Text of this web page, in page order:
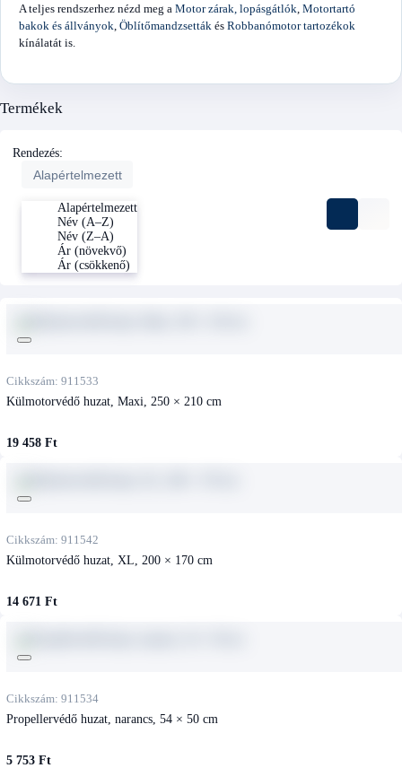
A teljes rendszerhez nézd meg a Motor zárak, lopásgátlók, Motortartó
bakok és állványok, Öblítőmandzsetták és Robbanómotor tartozékok
kínálatát is.
Termékek
Rendezés:
Alapértelmezett
Alapértelmezett
Név (A–Z)
Név (Z–A)
Ár (növekvő)
Ár (csökkenő)
Cikkszám: 911533
Külmotorvédő huzat, Maxi, 250 × 210 cm
19 458 Ft
Cikkszám: 911542
Külmotorvédő huzat, XL, 200 × 170 cm
14 671 Ft
Cikkszám: 911534
Propellervédő huzat, narancs, 54 × 50 cm
5 753 Ft